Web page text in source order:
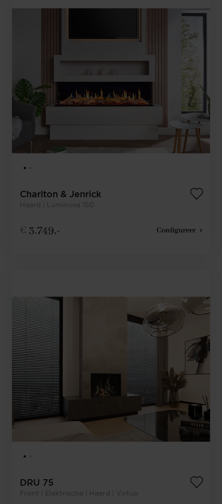
Charlton & Jenrick
Haard | Luminosa 150
€ 3.749,- Configureer
DRU 75
Front | Elektrische | Haard | Virtuo